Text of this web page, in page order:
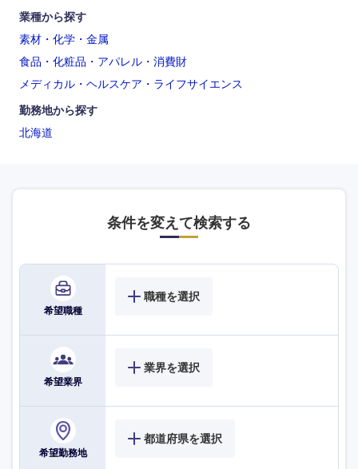
業種から探す
素材・化学・金属
食品・化粧品・アパレル・消費財
メディカル・ヘルスケア・ライフサイエンス
勤務地から探す
北海道
条件を変えて検索する
希望職種
職種を選択
希望業界
業界を選択
希望勤務地
都道府県を選択